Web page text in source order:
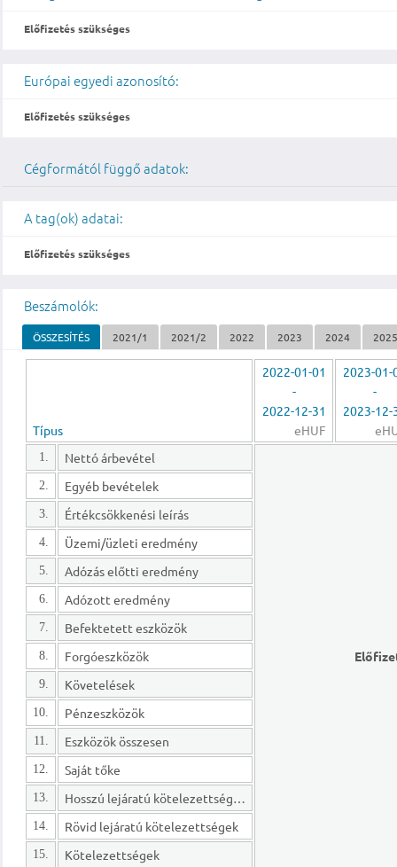
Előfizetés szükséges
Európai egyedi azonosító:
Előfizetés szükséges
Cégformától függő adatok:
A tag(ok) adatai:
Előfizetés szükséges
Beszámolók:
ÖSSZESÍTÉS 2021/1 2021/2 2022 2023 2024
Típus
2022-01-01
-
2022-12-31
eHUF
2023-01-
-
2023-12-
1. Nettó árbevétel
2. Egyéb bevételek
3. Értékcsökkenési leírás
4. Üzemi/üzleti eredmény
5. Adózás előtti eredmény
6. Adózott eredmény
7. Befektetett eszközök
8. Forgóeszközök
9. Követelések
10. Pénzeszközök
11. Eszközök összesen
12. Saját tőke
13. Hosszú lejáratú kötelezettségek
14. Rövid lejáratú kötelezettségek
15. Kötelezettségek